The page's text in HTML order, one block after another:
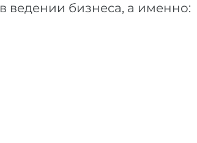
ведении бизнеса, а именно: